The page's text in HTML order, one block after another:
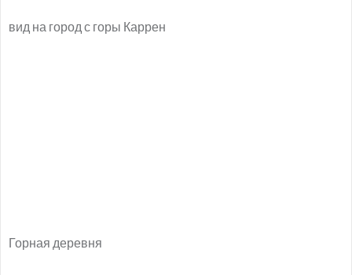
вид на город с горы Каррен
Горная деревня